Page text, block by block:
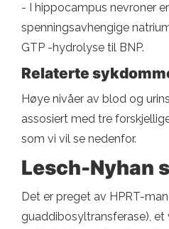
- I hippocampus nevroner
spenningsavhengige
GTP -hydrolyse til BNP.
Relaterte
Høye nivåer av blod og
assosiert med tre
som vi vil se nedenfor.
Lesch-Nyhan
Det er preget av HPRT-
guaddibosyltransferase),